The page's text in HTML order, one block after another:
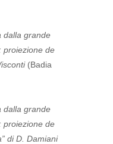
dalla grande
proiezione de
(Badia
dalla grande
proiezione de
di D. Damiani